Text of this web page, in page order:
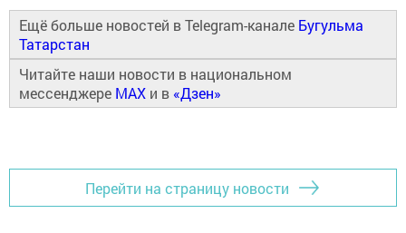
Ещё больше новостей в Telegram-канале Бугульма
Татарстан
Читайте наши новости в национальном
мессенджере MAX и в «Дзен»
Перейти на страницу новости